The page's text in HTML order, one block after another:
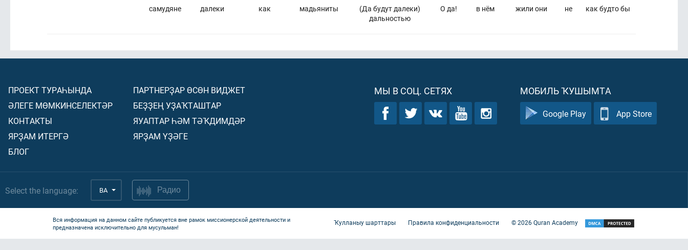
как будто бы
не
жили они
в нём
О да!
(Да будут далеки)
дальностью
мадьяниты
как
далеки
самудяне
ПРОЕКТ ТУРАҺЫНДА
ӘЛЕГЕ МӨМКИНСЕЛЕКТӘР
КОНТАКТЫ
ЯРҘАМ ИТЕРГӘ
БЛОГ
ПАРТНЕРҘАР ӨСӨН ВИДЖЕТ
БЕҘҘЕҢ УҘАҠТАШТАР
ЯУАПТАР ҺӘМ ТӘҠДИМДӘР
ЯРҘАМ ҮҘӘГЕ
МЫ В СОЦ. СЕТЯХ МОБИЛЬ ҠУШЫМТА
Google Play App Store
Select the language: BA Радио
Вся информация на данном сайте публикуется вне рамок миссионерской деятельности и
предназначена исключительно для мусульман!
Ҡулланыу шарттары Правила конфиденциальности ©2026Quran Academy